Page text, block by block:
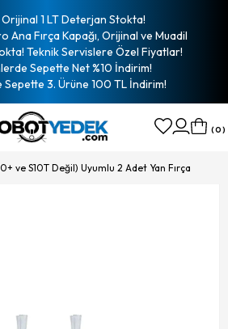
1 LT Deterjan Stokta!
Ana Fırça Kapağı, Orijinal ve Muadil
Teknik Servislere Özel Fiyatlar!
Sepette Net %10 İndirim!
Sepette 3. Ürüne 100 TL İndirim!
0
ve S10T Değil) Uyumlu 2 Adet Yan Fırça